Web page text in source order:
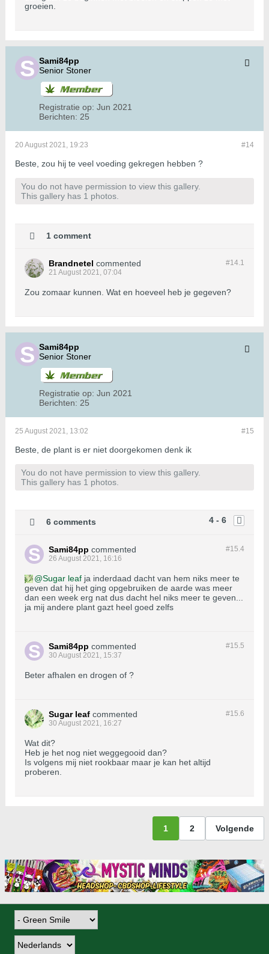
groeien.
Sami84pp
Senior Stoner
Registratie op: Jun 2021
Berichten: 25
#14
20 August 2021, 19:23
Beste, zou hij te veel voeding gekregen hebben ?
You do not have permission to view this gallery.
This gallery has 1 photos.
1 comment
#14.1
Brandnetel commented
21 August 2021, 07:04
Zou zomaar kunnen. Wat en hoeveel heb je gegeven?
Sami84pp
Senior Stoner
Registratie op: Jun 2021
Berichten: 25
#15
25 August 2021, 13:02
Beste, de plant is er niet doorgekomen denk ik
You do not have permission to view this gallery.
This gallery has 1 photos.
4 - 6
6 comments
#15.4
Sami84pp commented
26 August 2021, 16:16
Sugar leaf ja inderdaad dacht van hem niks meer te
geven dat hij het ging opgebruiken de aarde was meer
dan een week erg nat dus dacht hel niks meer te geven...
ja mij andere plant gazt heel goed zelfs
#15.5
Sami84pp commented
30 August 2021, 15:37
Beter afhalen en drogen of ?
#15.6
Sugar leaf commented
30 August 2021, 16:27
Wat dit?
Heb je het nog niet weggegooid dan?
Is volgens mij niet rookbaar maar je kan het altijd
proberen.
1 2 Volgende